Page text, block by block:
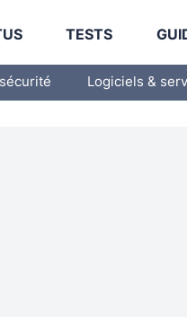
TESTS
Logiciels &